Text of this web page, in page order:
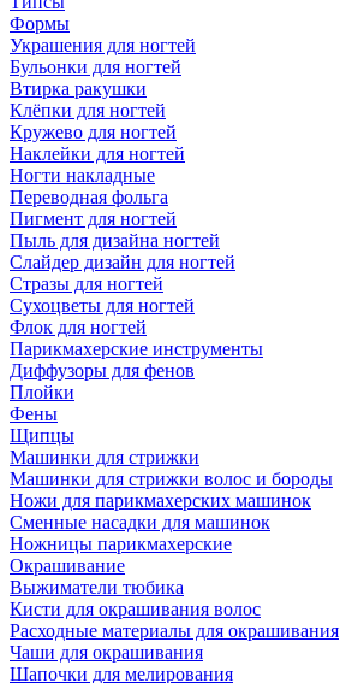
Формы
Украшения для ногтей
Бульонки для ногтей
Втирка ракушки
Клёпки для ногтей
Кружево для ногтей
Наклейки для ногтей
Ногти накладные
Переводная фольга
Пигмент для ногтей
Пыль для дизайна ногтей
Слайдер дизайн для ногтей
Стразы для ногтей
Сухоцветы для ногтей
Флок для ногтей
Парикмахерские инструменты
Диффузоры для фенов
Плойки
Фены
Щипцы
Машинки для стрижки
Машинки для стрижки волос и бороды
Ножи для парикмахерских машинок
Сменные насадки для машинок
Ножницы парикмахерские
Окрашивание
Выжиматели тюбика
Кисти для окрашивания волос
Расходные материалы для окрашивания
Чаши для окрашивания
Шапочки для мелирования